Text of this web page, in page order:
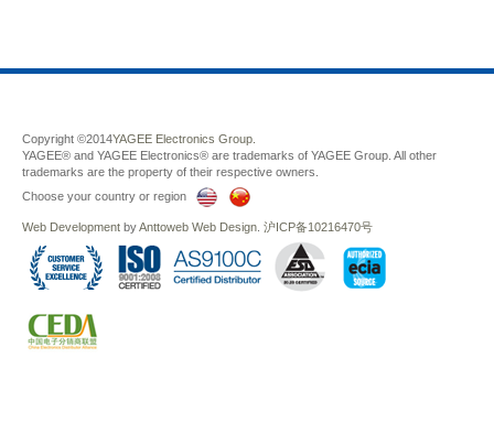
Copyright ©2014YAGEE Electronics Group.
YAGEE® and YAGEE Electronics® are trademarks of YAGEE Group. All other
trademarks are the property of their respective owners.
Choose your country or region
Web Development byAnttoweb Web Design 沪ICP备10216470号